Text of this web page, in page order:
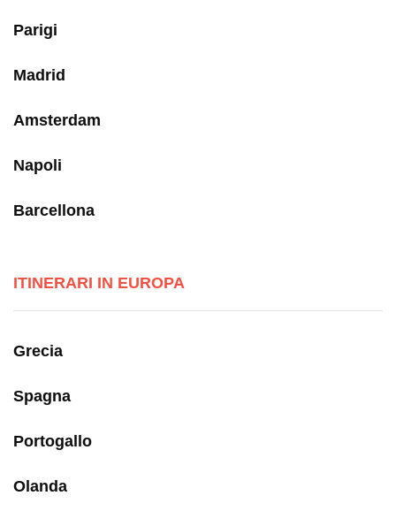
Parigi
Madrid
Amsterdam
Napoli
Barcellona
ITINERARI IN EUROPA
Grecia
Spagna
Portogallo
Olanda